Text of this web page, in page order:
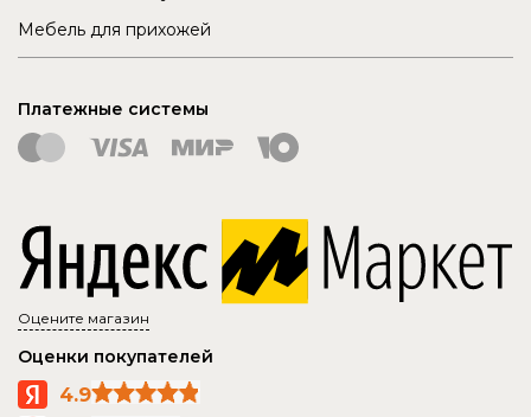
Мебель для прихожей
Платежные системы
Оцените магазин
Оценки покупателей
4.9